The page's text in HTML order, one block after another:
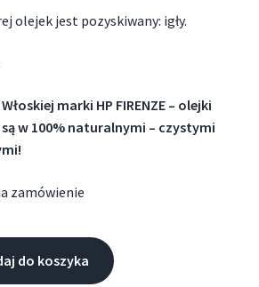
olejek jest pozyskiwany: igły.
Włoskiej marki HP FIRENZE – olejki
w 100% naturalnymi – czystymi
zamówienie
do koszyka